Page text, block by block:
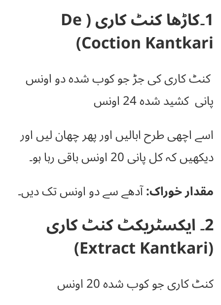
1۔کاڑھا کنٹ کاری (De
Coction Kantkari)
کنٹ کاری کی جڑ جو کوب شدہدو اونس
پانی کشید شدہ24 اونس
اسے اچھی طرح ابالیں اور پھر چھان لیں اور
دیکھیں کہ کل پانی 20 اونس باقی رہا ہو۔
مقدار خوراک:آدھے سے دو اونس تک دیں۔
2۔ ایکسٹریکٹ کنٹ کاری
(Extract Kantkari)
کنٹ کاری جو کوب شدہ20 اونس